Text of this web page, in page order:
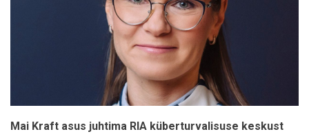
Mai Kraft asus juhtima RIA küberturvalisuse keskust